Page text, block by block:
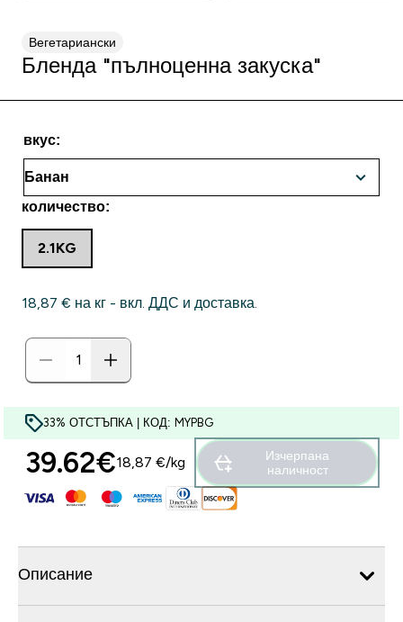
Вегетариански
Бленда "пълноценна закуска"
вкус:
количество:
2.1KG
18,87 €‎ на кг - вкл. ДДС и доставка.
33% ОТСТЪПКА | КОД: MYPBG
39.62€‎18,87 €‎/kg
Изчерпана
наличност
Описание